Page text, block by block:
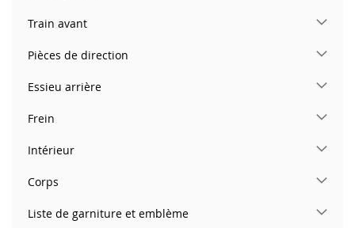
Train avant
Pièces de direction
Essieu arrière
Frein
Intérieur
Corps
Liste de garniture et emblème